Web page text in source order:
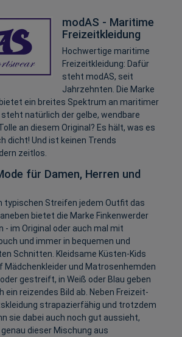
modAS - Maritime
Freizeitkleidung
Hochwertige maritime
Freizeitkleidung: Dafür
steht modAS, seit
Jahrzehnten. Die Marke
ein breites Spektrum an maritimer
steht natürlich der gelbe, wendbare
an diesem Original? Es hält, was es
dicht! Und ist keinen Trends
zeitlos.
für Damen, Herren und
typischen Streifen jedem Outfit das
bietet die Marke Finkenwerder
- im Original oder auch mal mit
und immer in bequemen und
Schnitten. Kleidsame Küsten-Kids
Mädchenkleider und Matrosenhemden
gestreift, in Weiß oder Blau geben
ein reizendes Bild ab. Neben Freizeit-
strapazierfähig und trotzdem
sie dabei auch noch gut aussieht,
dieser Mischung aus